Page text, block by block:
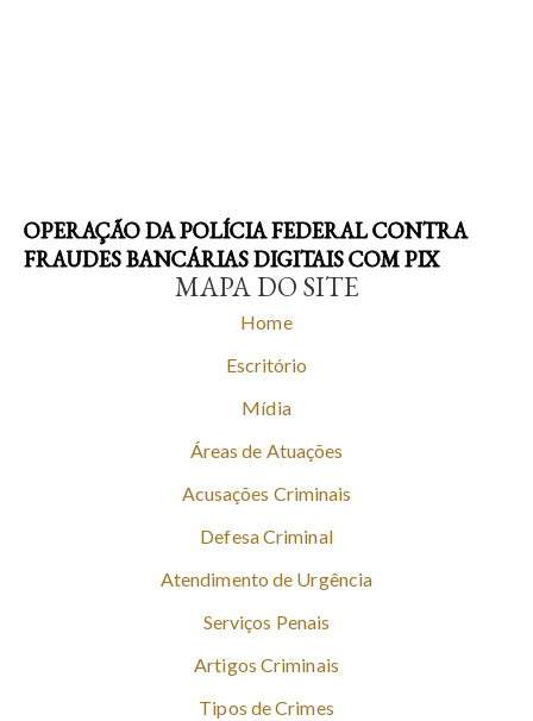
OPERAÇÃO DA POLÍCIA FEDERAL CONTRA
FRAUDES BANCÁRIAS DIGITAIS COM PIX
MAPA DO SITE
Home
Escritório
Mídia
Áreas de Atuações
Acusações Criminais
Defesa Criminal
Atendimento de Urgência
Serviços Penais
Artigos Criminais
Tipos de Crimes